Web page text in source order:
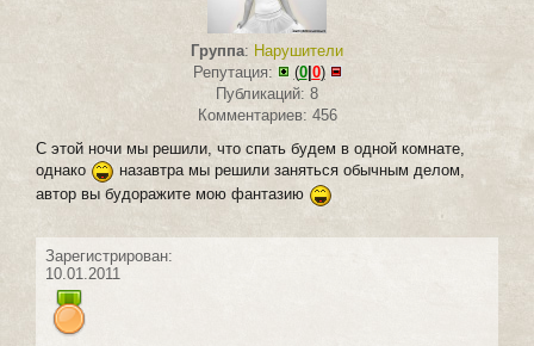
Группа: Нарушители
Репутация:
(0| 0)
Публикаций: 8
Комментариев: 456
С этой ночи мы решили, что спать будем в одной комнате,
однако
назавтра мы решили заняться обычным делом,
автор вы будоражите мою фантазию
Зарегистрирован:
10.01.2011